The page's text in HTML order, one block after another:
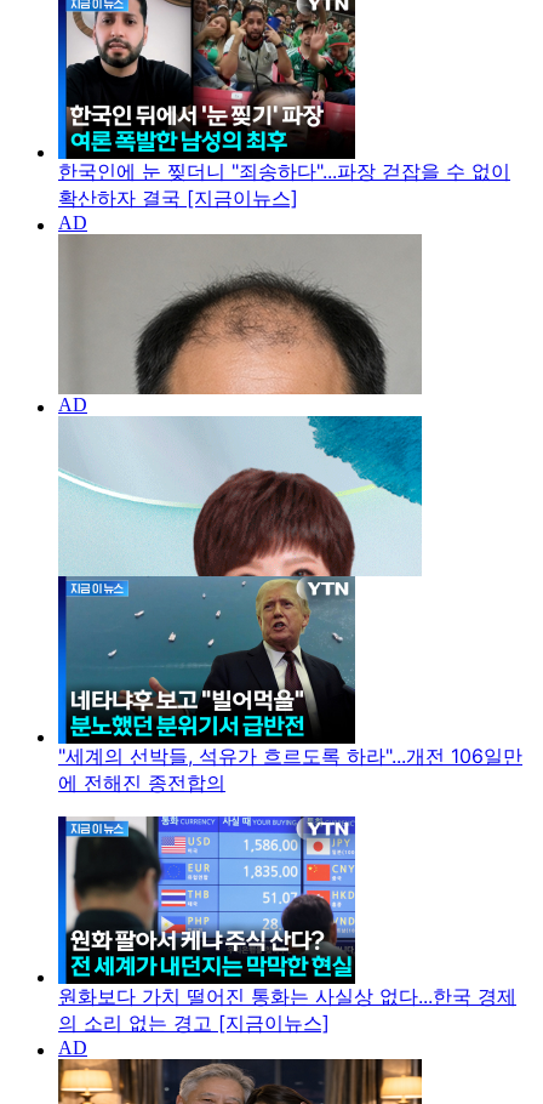
한국인에 눈 찢더니 "죄송하다"...파장 걷잡을 수 없이
확산하자 결국 [지금이뉴스]
"세계의 선박들, 석유가 흐르도록 하라"...개전 106일만
에 전해진 종전합의
원화보다 가치 떨어진 통화는 사실상 없다...한국 경제
의 소리 없는 경고 [지금이뉴스]